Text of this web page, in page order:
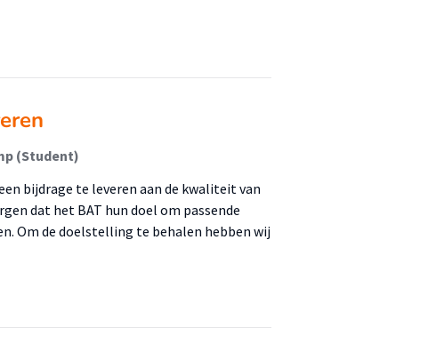
(Student)
bijdrage te leveren aan de kwaliteit van
dat het BAT hun doel om passende
Om de doelstelling te behalen hebben wij